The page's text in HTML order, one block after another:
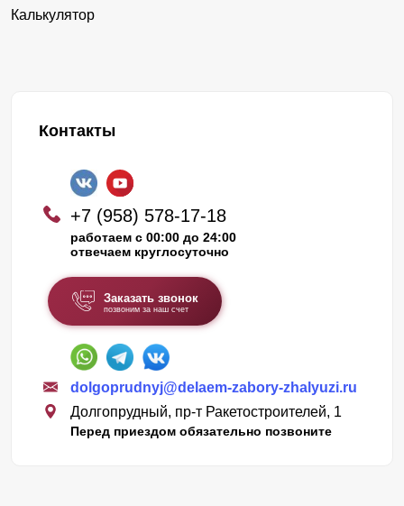
Калькулятор
Контакты
+7 (958) 578-17-18
работаем с 00:00 до 24:00
отвечаем круглосуточно
Заказать звонок
позвоним за наш счет
dolgoprudnyj@delaem-zabory-zhalyuzi.ru
Долгопрудный, пр-т Ракетостроителей, 1
Перед приездом обязательно позвоните